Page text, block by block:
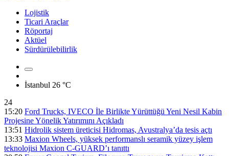
Lojistik
Ticari Araçlar
Röportaj
Aktüel
Sürdürülebilirlik
İstanbul 26 °C
24
15:20 Ford Trucks, IVECO İle Birlikte Yürüttüğü Yeni Nesil Kabin
Projesine Yönelik Yatırımını Açıkladı
13:51 Hidrolik sistem üreticisi Hidromas, Avustralya’da tesis açtı
13:33 Maxion Wheels, yüksek performanslı seramik yüzey işlem
teknolojisi Maxion C-GUARD’ı tanıttı